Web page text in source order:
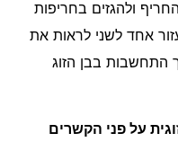
ולהגזים בחריפות
אחד לשני לראות את
התחשבות בבן הזוג
על פני הקשרים